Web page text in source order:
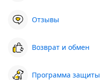
Отзывы
Возврат и обмен
Программа защиты